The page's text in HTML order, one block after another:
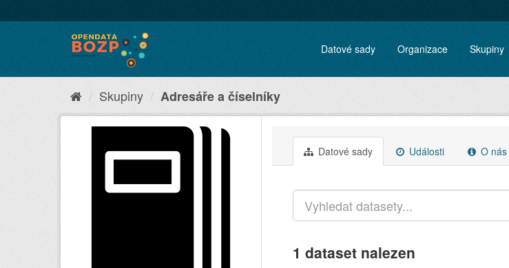
Datové sady Organizace Skupiny
Skupiny Adresáře a číselníky
Datové sady Události O nás
1 dataset nalezen